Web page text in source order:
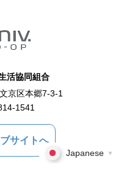
活協同組合
京区本郷7-3-1
1541
サイトへ
Japanese ▼